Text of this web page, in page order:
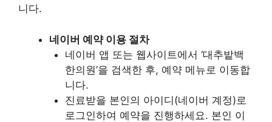
니다.
네이버 예약 이용 절차
네이버 앱 또는 웹사이트에서 ‘대추밭백
한의원’을 검색한 후, 예약 메뉴로 이동합
니다.
진료받을 본인의 아이디(네이버 계정)로
로그인하여 예약을 진행하세요. 본인 이